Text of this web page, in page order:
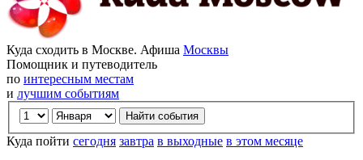
Куда сходить в Москве. Афиша Москвы
Помощник и путеводитель
по интересным местам
и лучшим событиям
Куда пойти сегодня завтра в выходные в этом месяце